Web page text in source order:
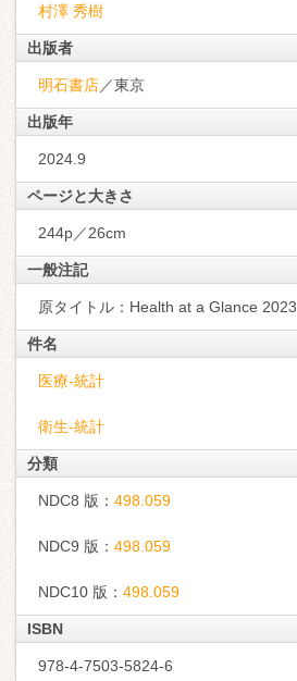
村澤 秀樹
出版者
明石書店／東京
出版年
2024.9
ページと大きさ
244p／26cm
一般注記
原タイトル：Health at a Glance 2023
件名
医療-統計
衛生-統計
分類
NDC8 版： 498.059
NDC9 版： 498.059
NDC10 版： 498.059
ISBN
978-4-7503-5824-6